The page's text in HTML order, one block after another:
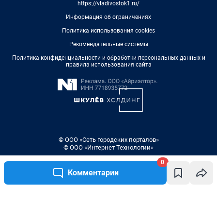
Комментарии
0
https://vladivostok1.ru/
Информация об ограничениях
Политика использования cookies
Рекомендательные системы
Политика конфиденциальности и обработки персональных данных и
правила использования сайта
© ООО «Сеть городских порталов»
© ООО «Интернет Технологии»